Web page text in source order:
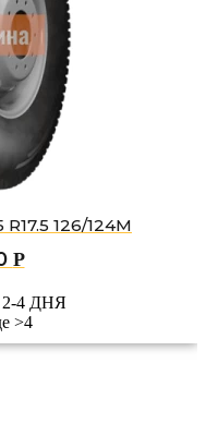
126/124M
Р
4 ДНЯ
>4